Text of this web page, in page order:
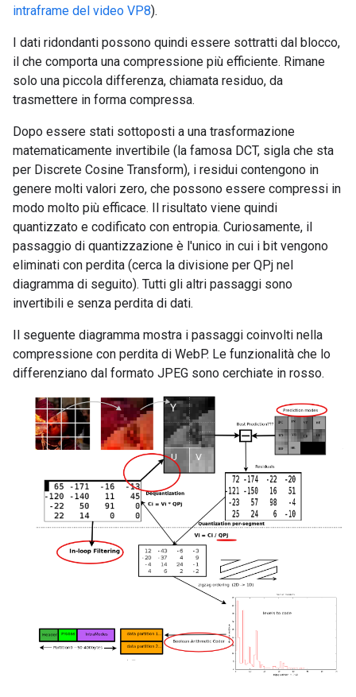
intraframe del video VP8).
I dati ridondanti possono quindi essere sottratti dal blocco,
il che comporta una compressione più efficiente. Rimane
solo una piccola differenza, chiamata residuo, da
trasmettere in forma compressa.
Dopo essere stati sottoposti a una trasformazione
matematicamente invertibile (la famosa DCT, sigla che sta
per Discrete Cosine Transform), i residui contengono in
genere molti valori zero, che possono essere compressi in
modo molto più efficace. Il risultato viene quindi
quantizzato e codificato con entropia. Curiosamente, il
passaggio di quantizzazione è l'unico in cui i bit vengono
eliminati con perdita (cerca la divisione per QPj nel
diagramma di seguito). Tutti gli altri passaggi sono
invertibili e senza perdita di dati.
Il seguente diagramma mostra i passaggi coinvolti nella
compressione con perdita di WebP. Le funzionalità che lo
differenziano dal formato JPEG sono cerchiate in rosso.